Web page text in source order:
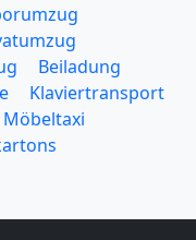
Beiladung
Klaviertransport
Möbeltaxi